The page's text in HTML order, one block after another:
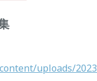
uploads/